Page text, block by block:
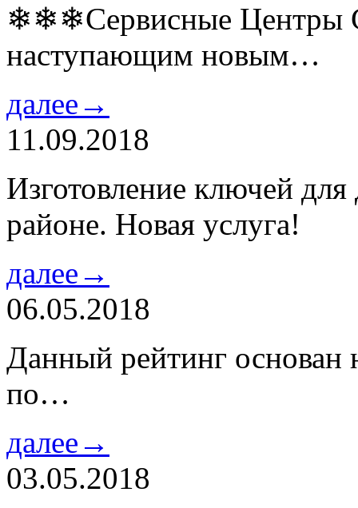
❄❄❄Сервисные Центры
наступающим новым…
далее→
11.09.2018
Изготовление ключей
районе. Новая услуга!
далее→
06.05.2018
Данный рейтинг основан
по…
далее→
03.05.2018